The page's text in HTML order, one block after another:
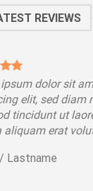
REVIEWS
dolor sit
elit, sed diam
tincidunt ut
aliquam erat
/ Lastname